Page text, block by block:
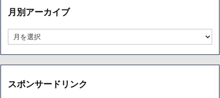
別
ー
カ
月別アーカイブ
別
ア
ー
イ
スポンサードリンク